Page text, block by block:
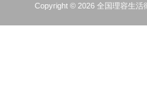
Copyright © 2026 全国理容生活